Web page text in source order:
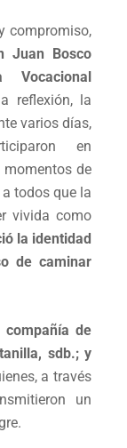
compromiso,
Juan Bosco
reflexión, la
varios días,
en
de
todos que la
vivida como
la identidad
de caminar
de
sdb.; y
a través
un